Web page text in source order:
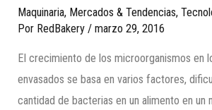
Maquinaria, Mercados & Tendencias,
Por RedBakery /marzo 29, 2016
El crecimiento de los microorganismos en
envasados se basa en varios factores,
cantidad de bacterias en un alimento en un